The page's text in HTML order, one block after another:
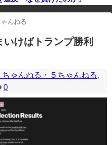
ンやアドオンを利用している場合、
り、サイト全体のレイアウトが崩れ
んねる
いけばトランプ勝利
ちゃんねる・５ちゃんねる,
0